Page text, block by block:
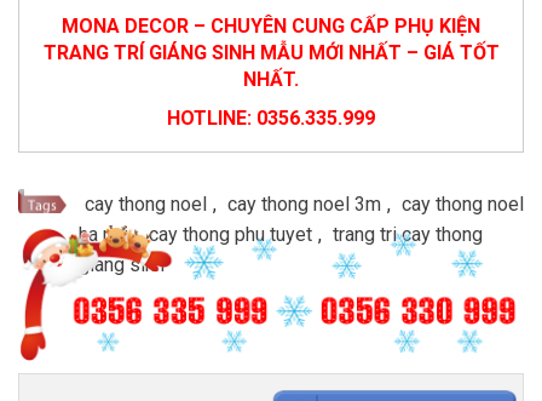
MONA DECOR – CHUYÊN CUNG CẤP PHỤ KIỆN
TRANG TRÍ GIÁNG SINH MẪU MỚI NHẤT – GIÁ TỐT
NHẤT.
HOTLINE: 0356.335.999
cay thong noel , cay thong noel 3m , cay thong noel
ha noi , cay thong phu tuyet , trang tri cay thong
giang sinh